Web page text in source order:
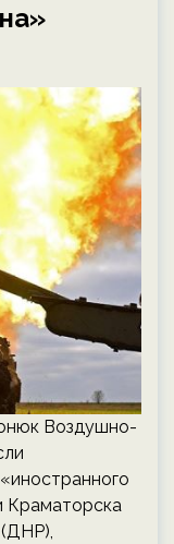
Воздушно-
Краматорска